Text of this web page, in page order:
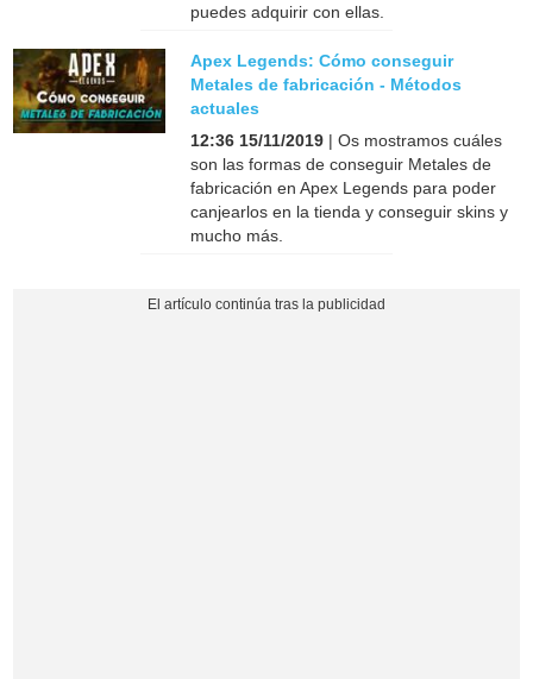
puedes adquirir con ellas.
Apex Legends: Cómo conseguir
Metales de fabricación - Métodos
actuales
12:36 15/11/2019 | Os mostramos cuáles
son las formas de conseguir Metales de
fabricación en Apex Legends para poder
canjearlos en la tienda y conseguir skins y
mucho más.